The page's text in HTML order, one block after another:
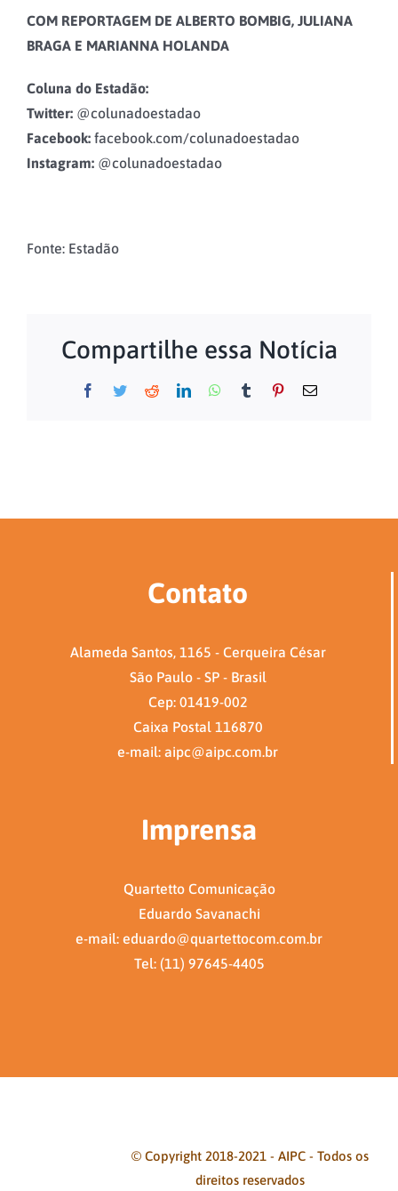
COM REPORTAGEM DE ALBERTO BOMBIG, JULIANA
BRAGA E MARIANNA HOLANDA
Coluna do Estadão:
Twitter: @colunadoestadao
Facebook: facebook.com/colunadoestadao
Instagram: @colunadoestadao
Fonte: Estadão
Compartilhe essa Notícia
Facebook
TwitterRedditLinkedInWhatsApp
Tumblr Pinterest
E-
Contato
Alameda Santos, 1165 - Cerqueira César
São Paulo - SP - Brasil
Cep: 01419-002
Caixa Postal 116870
e-mail: aipc@aipc.com.br
Imprensa
Quartetto Comunicação
Eduardo Savanachi
e-mail: eduardo@quartettocom.com.br
Tel: (11) 97645-4405
© Copyright 2018-2021 - AIPC - Todos os
direitos reservados